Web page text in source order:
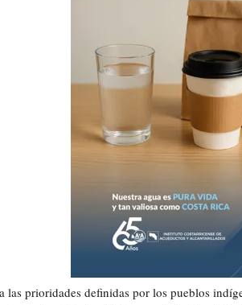
las prioridades definidas por los pueblos